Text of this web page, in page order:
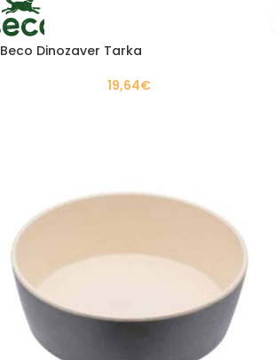
Beco Dinozaver Tarka
19,64€